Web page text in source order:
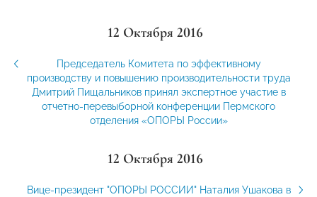
12 Октября 2016
Председатель Комитета по эффективному
производству и повышению производительности труда
Дмитрий Пищальников принял экспертное участие в
отчетно-перевыборной конференции Пермского
отделения «ОПОРЫ России»
12 Октября 2016
Вице-президент "ОПОРЫ РОССИИ" Наталия Ушакова в